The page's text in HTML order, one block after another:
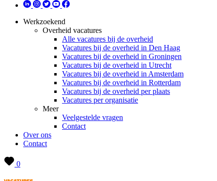
Werkzoekend
Overheid vacatures
Alle vacatures bij de overheid
Vacatures bij de overheid in Den Haag
Vacatures bij de overheid in Groningen
Vacatures bij de overheid in Utrecht
Vacatures bij de overheid in Amsterdam
Vacatures bij de overheid in Rotterdam
Vacatures bij de overheid per plaats
Vacatures per organisatie
Meer
Veelgestelde vragen
Contact
Over ons
Contact
0